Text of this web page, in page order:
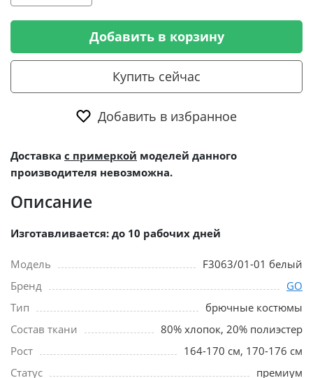
Добавить в корзину
Купить сейчас
Добавить в избранное
Доставка с примеркой моделей данного
производителя невозможна.
Описание
Изготавливается: до 10 рабочих дней
Модель
F3063/01-01 белый
Бренд
GO
Тип
брючные костюмы
Состав ткани
80% хлопок, 20% полиэстер
Рост
164-170 см, 170-176 см
Статус
премиум